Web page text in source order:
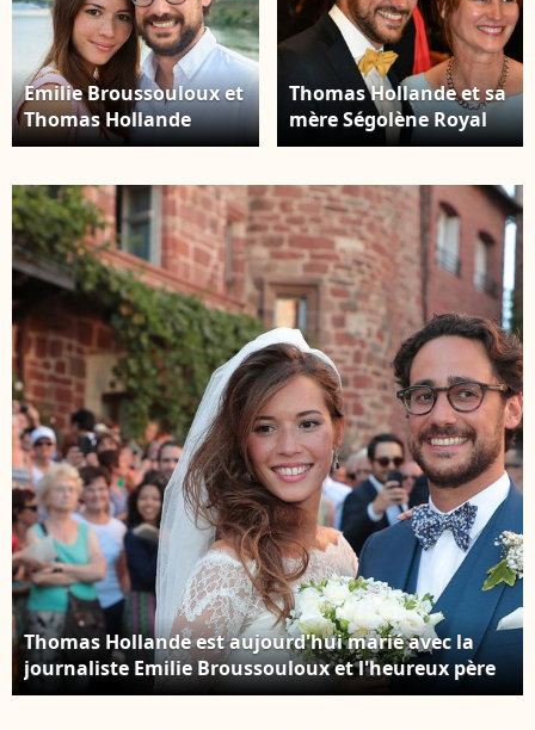
Emilie Broussouloux et
Thomas Hollande
assistent à la soirée
gastronomique à Paris
Yacht Marina le 21 juin
2022 à Paris, France.
Photo Nasser
Berzane/Abaca
Thomas Hollande et sa
mère Ségolène Royal
assistant à la
Never Really There lors
du 70e Festival de
Cannes le 27 mai 2017
à Cannes, France.
Photo Julien
Zannoni/Aps-
medias/Abaca
Thomas Hollande est aujourd'hui marié avec la
journaliste Emilie Broussouloux et l'heureux père
de trois jeunes enfants. Thomas Hollande et Emilie